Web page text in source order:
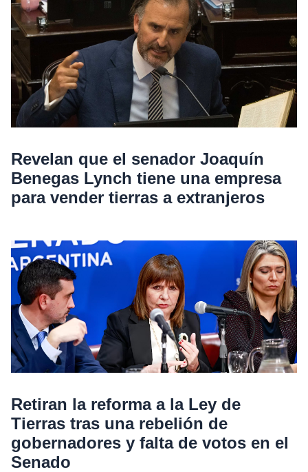
Revelan que el senador Joaquín
Benegas Lynch tiene una empresa
para vender tierras a extranjeros
Retiran la reforma a la Ley de
Tierras tras una rebelión de
gobernadores y falta de votos en el
Senado